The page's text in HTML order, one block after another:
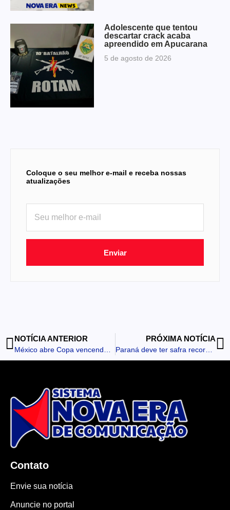
Adolescente que tentou
descartar crack acaba
apreendido em Apucarana
5 de agosto de 2026
Coloque o seu melhor e-mail e receba nossas
atualizações
Enviar
NOTÍCIA ANTERIOR PRÓXIMA NOTÍCIA
Paraná deve ter safra recorde de 550 mil toneladas de cevada em 2026
Contato
Envie sua notícia
Anuncie no portal